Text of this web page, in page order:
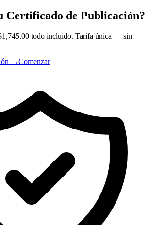
Certificado de Publicación?
todo incluido. Tarifa única — sin
→Comenzar